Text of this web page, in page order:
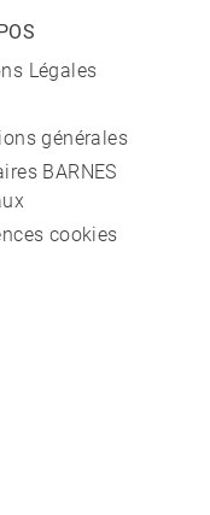
Légales
générales
BARNES
cookies